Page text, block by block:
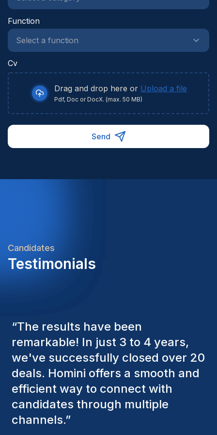
Function
Cv
Drag and drop here or Upload a file
Pdf, Doc or DocX. (max. 50 MB)
Send
Candidates
Testimonials
“The Homini consultants have
consistently considered various
factors to ensure they present the
best candidates. The individuals
we've hired are still with us, and
I’m truly pleased with the new
team members.